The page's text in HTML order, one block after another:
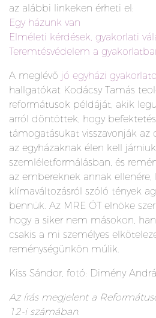
az alábbi linkeken érheti el:
Egy házunk van
Elméleti kérdések, gyakorlati
Teremtésvédelem a
A meglévő jó egyházi
hallgatókat Kodácsy Tamás
reformátusok példáját, akik
arról döntöttek, hogy
támogatásukat visszavonják az
az egyházaknak élen kell
szemléletformálásban, és
az embereknek annak ellenére,
klímaváltozásról szóló tények
bennük. Az MRE ÖT elnöke
hogy a siker nem másokon,
csakis a mi személyes
reménységünkön múlik.
Kiss Sándor, fotó: Dimény
Az írás megjelent a
12-i számában.